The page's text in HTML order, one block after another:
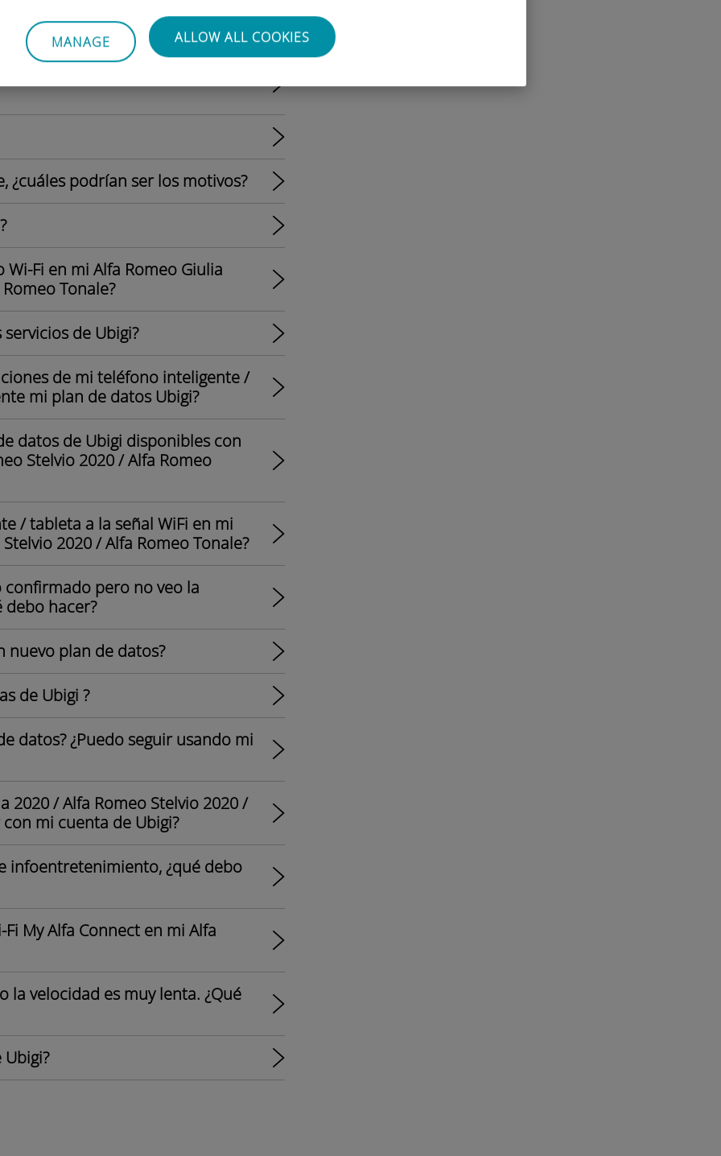
MANAGE ALLOW ALL COOKIES
restante?
de Ubigi para mi Alfa Romeo
¿cuáles podrían ser los motivos?
Fi en mi Alfa Romeo Giulia
Tonale?
de Ubigi?
de mi teléfono inteligente /
mi plan de datos Ubigi?
datos de Ubigi disponibles con
Stelvio 2020 / Alfa Romeo
/ tableta a la señal WiFi en mi
2020 / Alfa Romeo Tonale?
confirmado pero no veo la
debo hacer?
nuevo plan de datos?
de Ubigi ?
datos? ¿Puedo seguir usando mi
2020 / Alfa Romeo Stelvio 2020 /
mi cuenta de Ubigi?
infoentretenimiento, ¿qué debo
My Alfa Connect en mi Alfa
velocidad es muy lenta. ¿Qué